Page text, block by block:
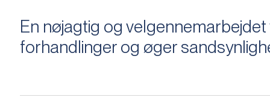
En nøjagtig og
forhandlinger og øger